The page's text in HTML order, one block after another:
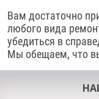
Вам достаточно
любого вида
убедиться в
Мы обещаем, что